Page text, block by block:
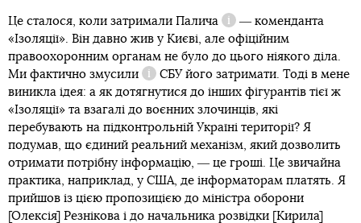
Це сталося, коли затримали Палича
Довідка
― коменданта
«Ізоляції». Він давно жив у Києві, але офіційним
правоохоронним органам не було до цього ніякого діла.
Ми фактично змусили
Довідка
СБУ його затримати. Тоді в мене
виникла ідея: а як дотягнутися до інших фігурантів тієї ж
«Ізоляції» та взагалі до воєнних злочинців, які
перебувають на підконтрольній Україні території? Я
подумав, що єдиний реальний механізм, який дозволить
отримати потрібну інформацію, ― це гроші. Це звичайна
практика, наприклад, у США, де інформаторам платять. Я
прийшов із цією пропозицією до міністра оборони
[Олексія] Резнікова і до начальника розвідки [Кирила]